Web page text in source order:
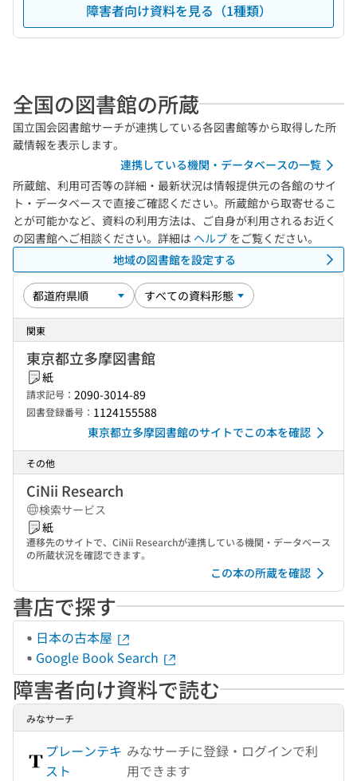
障害者向け資料を見る（1種類）
全国の図書館の所蔵
国立国会図書館サーチが連携している各図書館等から取得した所
蔵情報を表示します。
連携している機関・データベースの一覧
所蔵館、利用可否等の詳細・最新状況は情報提供元の各館のサイ
ト・データベースで直接ご確認ください。所蔵館から取寄せるこ
とが可能かなど、資料の利用方法は、ご自身が利用されるお近く
の図書館へご相談ください。詳細は ヘルプ をご覧ください。
地域の図書館を設定する
関東
東京都立多摩図書館
紙
請求記号： 2090-3014-89
図書登録番号： 1124155588
東京都立多摩図書館のサイトでこの本を確認
その他
CiNii Research
検索サービス
紙
遷移先のサイトで、CiNii Researchが連携している機関・データベース
の所蔵状況を確認できます。
この本の所蔵を確認
書店で探す
日本の古本屋
Google Book Search
障害者向け資料で読む
みなサーチ
プレーンテキ
スト
みなサーチに登録・ログインで利
用できます